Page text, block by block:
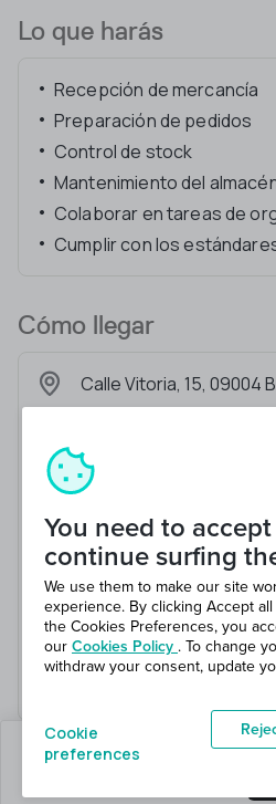
Lo que harás
Recepción de mercancía
Preparación de pedidos
Control de stock
Mantenimiento del
Colaborar en tareas de
Cumplir con los
Cómo llegar
Calle Vitoria, 15, 09004
quedan 1 puestos
You need to
continue surfing
We use them to make our site
experience. By clicking Accept
the Cookies Preferences, you
our Cookies Policy . To change
withdraw your consent, update
Cookie
preferences